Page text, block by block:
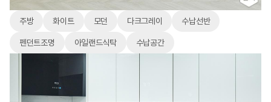
주방 화이트 모던 다크그레이 수납선반
펜던트조명 아일랜드식탁 수납공간